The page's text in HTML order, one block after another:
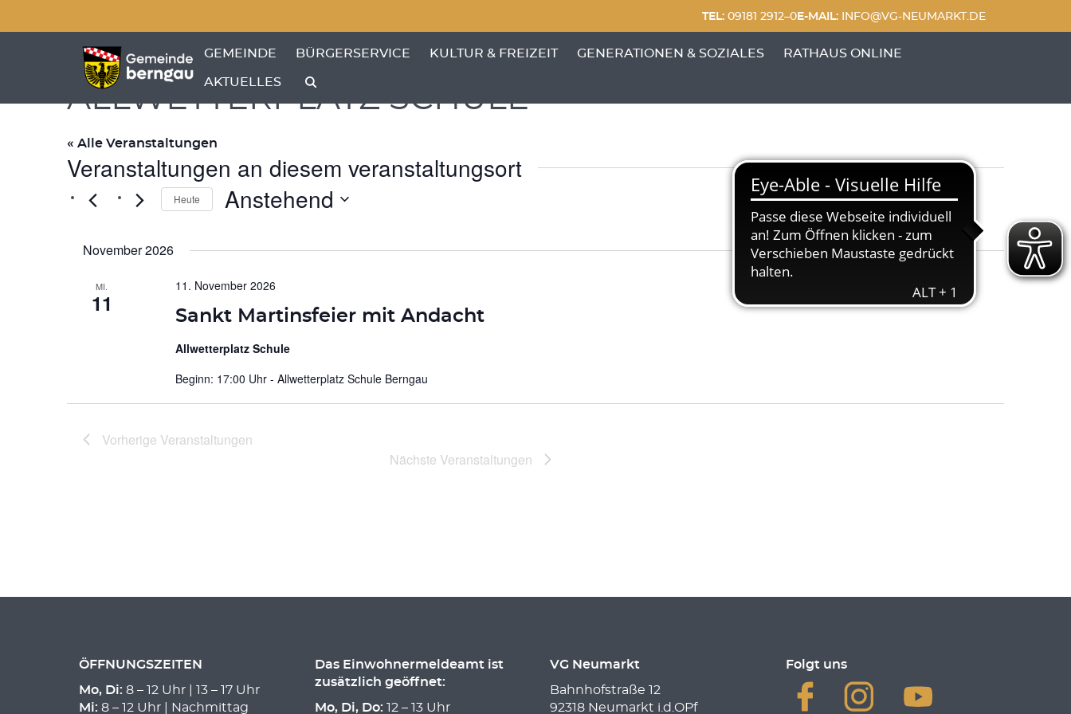
TEL:09181 2912–0E-MAIL:INFO@VG-NEUMARKT.DE
GEMEINDE
ZEIGE MENÜ-UNTERPUNKTE VON 'GEMEINDE'
BÜRGERSERVICE
ZEIGE MENÜ-UNTERPUNKTE VON 'BÜRGERSERVICE'
KULTUR & FREIZEIT GENERATIONEN & SOZIALES RATHAUS ONLINE
AKTUELLES
ALLWETTERPLATZ SCHULE
« Alle Veranstaltungen
Veranstaltungen an diesem veranstaltungsort
Heute Anstehend
November 2026
MI.
11 Sankt Martinsfeier mit Andacht
11. November 2026
Allwetterplatz Schule
Beginn: 17:00 Uhr - Allwetterplatz Schule Berngau
Vorherige Veranstaltungen
Nächste Veranstaltungen
ÖFFNUNGSZEITEN
Mo, Di: 8 – 12 Uhr | 13 – 17 Uhr
Mi: 8 – 12 Uhr | Nachmittag
Das Einwohnermeldeamt ist
zusätzlich geöffnet:
Mo, Di, Do: 12 – 13 Uhr
VG Neumarkt
Bahnhofstraße 12
92318 Neumarkt i.d.OPf
Folgt uns